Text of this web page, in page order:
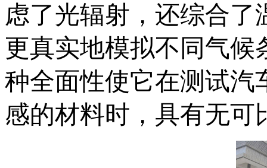
虑了光辐射，还综合
更真实地模拟不同气候
种全面性使它在测试汽
感的材料时，具有无可